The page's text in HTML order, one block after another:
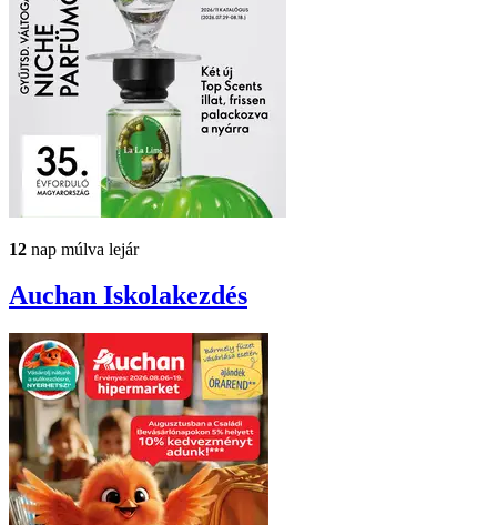
12 nap múlva lejár
Auchan Iskolakezdés